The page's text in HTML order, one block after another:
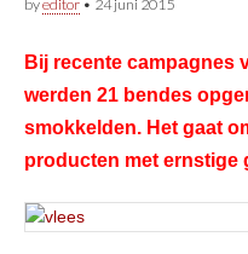
byeditor • 24 juni 2015
Bij recente campagnes
werden 21 bendes
smokkelden. Het gaat
producten met ernstige